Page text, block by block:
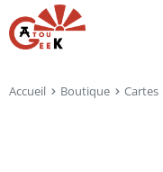
Accueil Boutique Cartes